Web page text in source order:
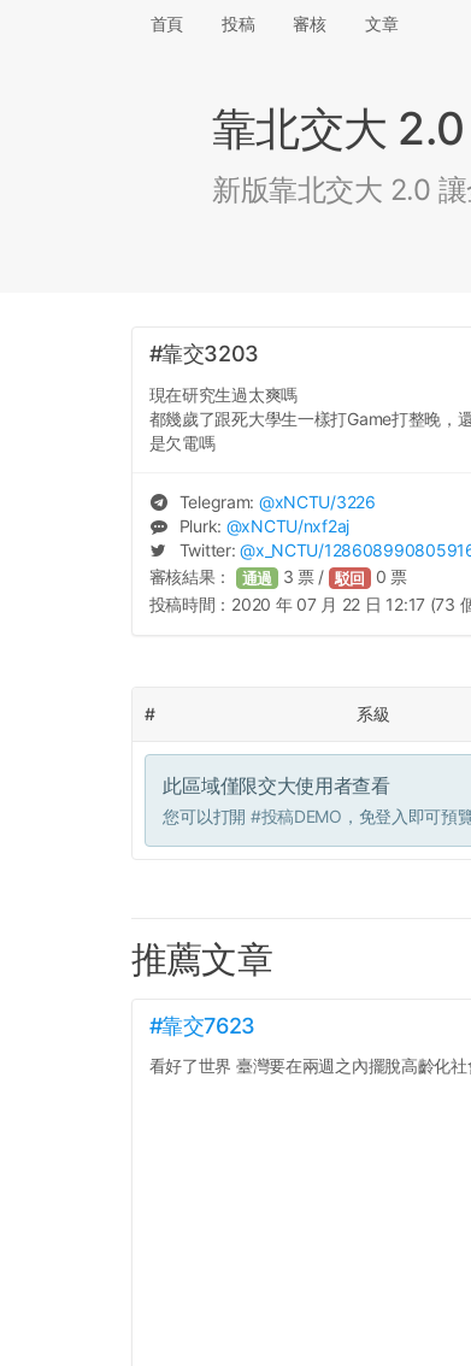
首頁 投稿 審核 文章
靠北交大 2.0
新版靠北交大 2.0
#靠交3203
現在研究生過太爽嗎
都幾歲了跟死大學生一樣打Game打整晚，
是欠電嗎
Telegram: @xNCTU/3226
Plurk: @xNCTU/nxf2aj
Twitter:@x_NCTU/
審核結果： 通過 3 票 / 駁回 0 票
投稿時間： 2020 年 07 月 22 日 12:17 (73
# 系級
此區域僅限交大使用者查看
您可以打開 #投稿DEMO ，免登入即可預
推薦文章
#靠交7623
看好了世界 臺灣要在兩週之內擺脫高齡化社